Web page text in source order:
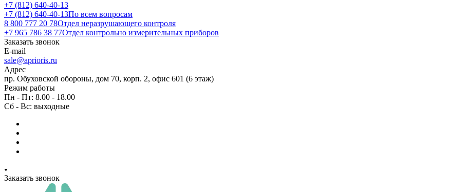
+7 (812) 640-40-13
+7 (812) 640-40-13По всем вопросам
8 800 777 20 78Отдел неразрушающего контроля
+7 965 786 38 77Отдел контрольно измерительных приборов
Заказать звонок
E-mail
sale@aprioris.ru
Адрес
пр. Обуховской обороны, дом 70, корп. 2, офис 601 (6 этаж)
Режим работы
Пн - Пт: 8.00 - 18.00
Сб - Вс: выходные
Заказать звонок